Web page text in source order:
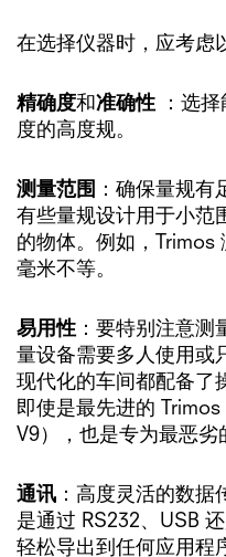
在选择仪器时，应考虑
精确度和 准确性
：选
度的高度规。
测量范围
：确保量规有
有些量规设计用于小范
的物体。例如，Trimos
毫米不等。
易用性 ：要特别注意测
量设备需要多人使用或
现代化的车间都配备了
即使是最先进的
V9），也是专为最恶劣
通讯 ：高度灵活的数
是通过 RS232、USB
轻松导出到任何应用程